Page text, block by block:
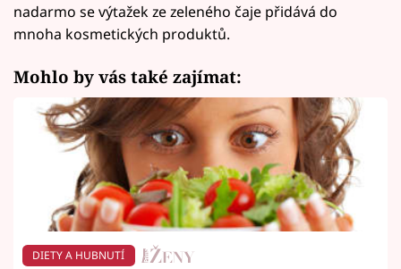
nadarmo se výtažek ze zeleného čaje přidává do
mnoha kosmetických produktů.
Mohlo by vás také zajímat:
DIETY A HUBNUTÍ